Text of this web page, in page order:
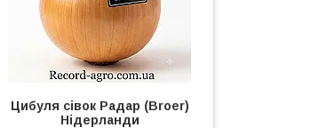
Цибуля сівок Радар (Broer)
Нідерланди